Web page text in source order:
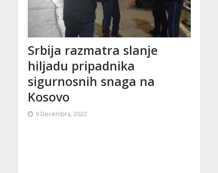
Srbija razmatra slanje
hiljadu pripadnika
sigurnosnih snaga na
Kosovo
9 Decembra, 2022